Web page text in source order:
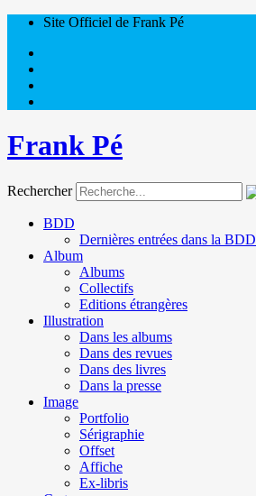
Site Officiel de Frank Pé
Frank Pé
Rechercher
BDD
Dernières entrées dans la BDD
Album
Albums
Collectifs
Editions étrangères
Illustration
Dans les albums
Dans des revues
Dans des livres
Dans la presse
Image
Portfolio
Sérigraphie
Offset
Affiche
Ex-libris